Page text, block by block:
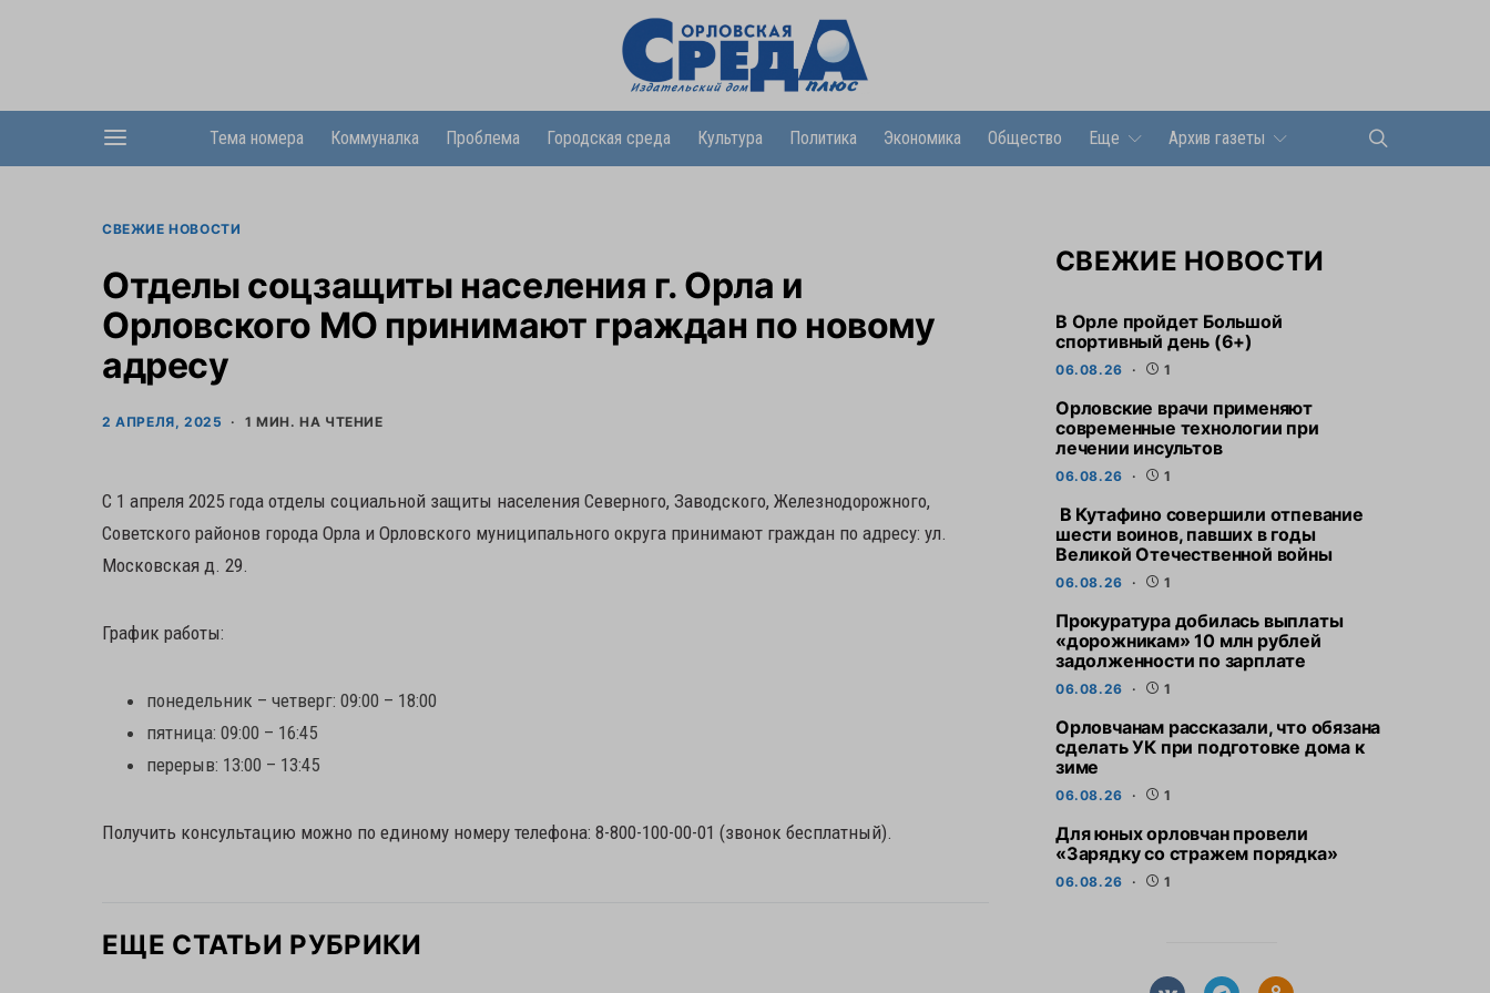
Тема номера Коммуналка Проблема Городская среда Культура Политика Экономика Общество Еще Архив газеты
СВЕЖИЕ НОВОСТИ
Отделы соцзащиты населения г. Орла и
Орловского МО принимают граждан по новому
адресу
2 АПРЕЛЯ, 2025 1 МИН. НА ЧТЕНИЕ
С 1 апреля 2025 года отделы социальной защиты населения Северного, Заводского, Железнодорожного,
Советского районов города Орла и Орловского муниципального округа принимают граждан по адресу: ул.
Московская д. 29.
График работы:
понедельник – четверг: 09:00 – 18:00
пятница: 09:00 – 16:45
перерыв: 13:00 – 13:45
Получить консультацию можно по единому номеру телефона: 8-800-100-00-01 (звонок бесплатный).
ЕЩЕ СТАТЬИ РУБРИКИ
СВЕЖИЕ НОВОСТИ
В Орле пройдет Большой
спортивный день (6+)
06.08.26 1
Орловские врачи применяют
современные технологии при
лечении инсультов
06.08.26 1
В Кутафино совершили отпевание
шести воинов, павших в годы
Великой Отечественной войны
06.08.26 1
Прокуратура добилась выплаты
«дорожникам» 10 млн рублей
задолженности по зарплате
06.08.26 1
Орловчанам рассказали, что обязана
сделать УК при подготовке дома к
зиме
06.08.26 1
Для юных орловчан провели
«Зарядку со стражем порядка»
06.08.26 1